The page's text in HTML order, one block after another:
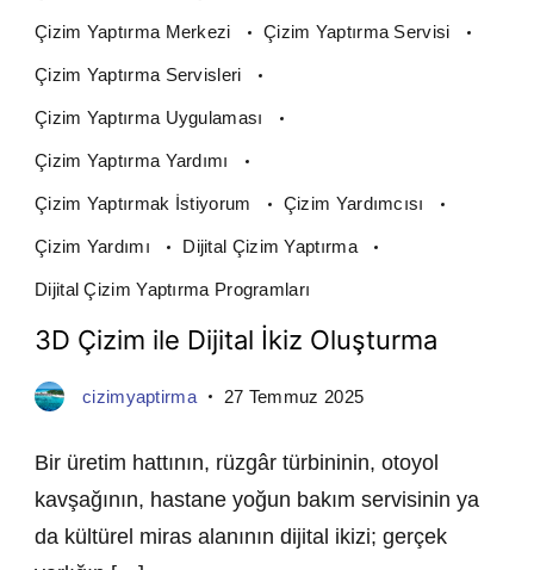
Çizim Yaptırma Merkezi Çizim Yaptırma Servisi
Çizim Yaptırma Servisleri
Çizim Yaptırma Uygulaması
Çizim Yaptırma Yardımı
Çizim Yaptırmak İstiyorum Çizim Yardımcısı
Çizim Yardımı Dijital Çizim Yaptırma
Dijital Çizim Yaptırma Programları
3D Çizim ile Dijital İkiz Oluşturma
cizimyaptirma 27 Temmuz 2025
Bir üretim hattının, rüzgâr türbininin, otoyol
kavşağının, hastane yoğun bakım servisinin ya
da kültürel miras alanının dijital ikizi; gerçek